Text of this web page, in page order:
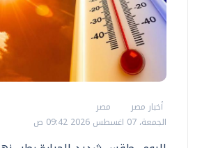
أخبار مصر
مصر
الجمعة، 07 اغسطس 2026 09:42 ص